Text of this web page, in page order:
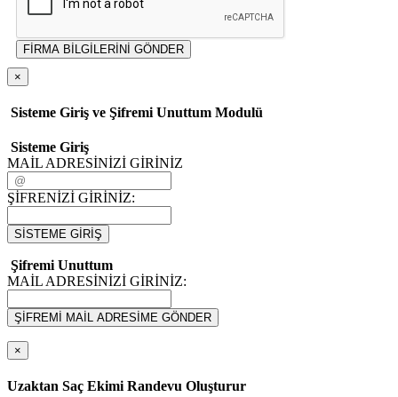
FİRMA BİLGİLERİNİ GÖNDER
×
Sisteme Giriş ve Şifremi Unuttum Modulü
Sisteme Giriş
MAİL ADRESİNİZİ GİRİNİZ
ŞİFRENİZİ GİRİNİZ:
SİSTEME GİRİŞ
Şifremi Unuttum
MAİL ADRESİNİZİ GİRİNİZ:
ŞİFREMİ MAİL ADRESİME GÖNDER
×
Uzaktan Saç Ekimi Randevu Oluşturur